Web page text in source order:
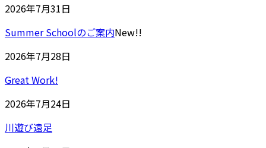
2026年7月31日
Summer Schoolのご案内New!!
2026年7月28日
Great Work!
2026年7月24日
川遊び遠足